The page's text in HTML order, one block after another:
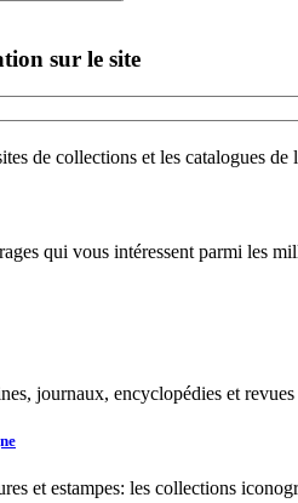
sur le site
de collections et les catalogues
qui vous intéressent parmi les
journaux, encyclopédies et
et estampes: les collections